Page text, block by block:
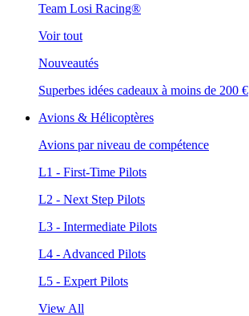
Team Losi Racing®
Voir tout
Nouveautés
Superbes idées cadeaux à moins de 200 €
Avions & Hélicoptères
Avions par niveau de compétence
L1 - First-Time Pilots
L2 - Next Step Pilots
L3 - Intermediate Pilots
L4 - Advanced Pilots
L5 - Expert Pilots
View All